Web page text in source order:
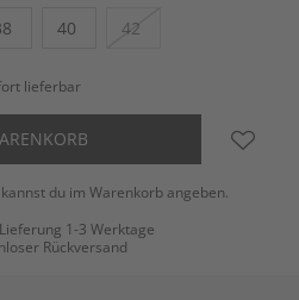
40 42
lieferbar
du im Warenkorb angeben.
1-3 Werktage
Rückversand